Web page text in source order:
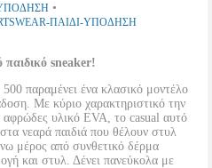
ΥΠΟΔΗΣΗ •
ΠΑΙΔΙ-ΥΠΟΔΗΣΗ
παιδικό sneaker!
παραμένει ένα κλασικό μοντέλο
Με κύριο χαρακτηριστικό την
υλικό EVA, το casual αυτό
νεαρά παιδιά που θέλουν στυλ
μέρος από συνθετικό δέρμα
και στυλ. Δένει πανεύκολα με